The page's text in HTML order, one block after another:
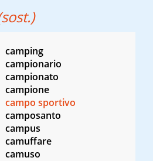
camping
campionario
campionato
campione
campo sportivo
camposanto
campus
camuffare
camuso